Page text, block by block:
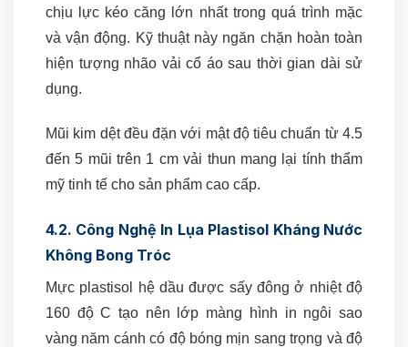
chịu lực kéo căng lớn nhất trong quá trình mặc
và vận động. Kỹ thuật này ngăn chặn hoàn toàn
hiện tượng nhão vải cổ áo sau thời gian dài sử
dụng.
Mũi kim dệt đều đặn với mật độ tiêu chuẩn từ 4.5
đến 5 mũi trên 1 cm vải thun mang lại tính thẩm
mỹ tinh tế cho sản phẩm cao cấp.
4.2. Công Nghệ In Lụa Plastisol Kháng Nước
Không Bong Tróc
Mực plastisol hệ dầu được sấy đông ở nhiệt độ
160 độ C tạo nên lớp màng hình in ngôi sao
vàng năm cánh có độ bóng mịn sang trọng và độ